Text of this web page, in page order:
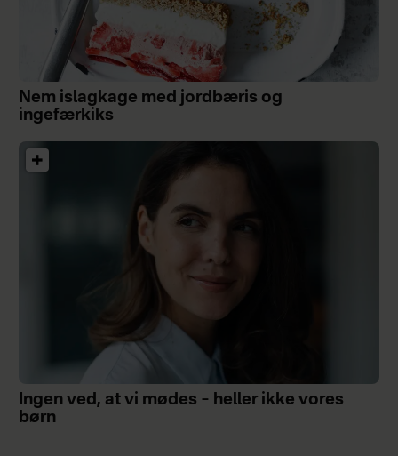
Nem islagkage med jordbæris og
ingefærkiks
Ingen ved, at vi mødes – heller ikke vores
børn